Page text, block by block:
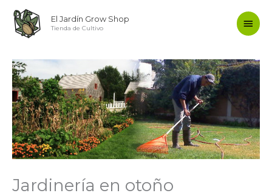
contenido
El Jardín Grow Shop
Tienda de Cultivo
Jardinería en otoño